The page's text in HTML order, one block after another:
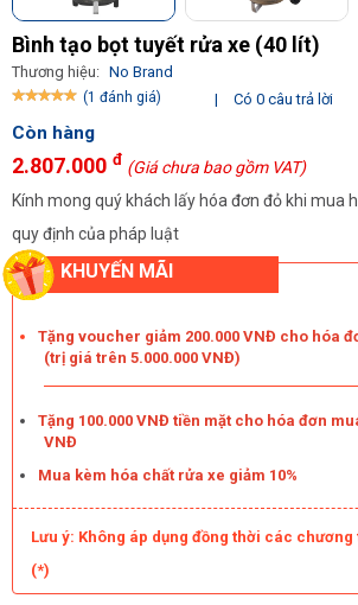
Bình tạo bọt tuyết rửa xe (40 lít)
Thương hiệu: No Brand
(1 đánh giá) | Có 0 câu trả lời
Còn hàng
2.807.000 đ (Giá chưa bao gồm VAT)
Kính mong quý khách lấy hóa đơn đỏ khi mua
quy định của pháp luật
KHUYẾN MÃI
Tặng voucher giảm 200.000 VNĐ cho hóa
(trị giá trên 5.000.000 VNĐ)
Tặng 100.000 VNĐ tiền mặt cho hóa đơn
VNĐ
Mua kèm hóa chất rửa xe giảm 10%
Lưu ý: Không áp dụng đồng thời các
(*)